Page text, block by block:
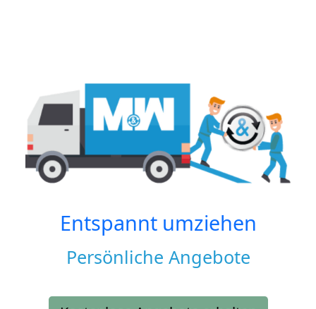
Entspannt umziehen
Persönliche Angebote